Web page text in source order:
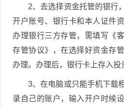
2、去选择资金托管的银行
开户账号、银行卡和本人证件
办理银行三方存管，需填写《
存管协议》，在选择好资金存
办理。办理后，银行卡上存入投
3、在电脑或只能手机下载
录自己的账户，输入开户时候